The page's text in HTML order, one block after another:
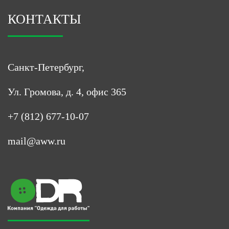
КОНТАКТЫ
Санкт-Петербург,
Ул. Громова, д. 4, офис 365
+7 (812) 677-10-07
mail@aww.ru